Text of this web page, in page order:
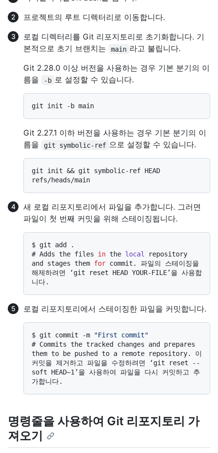
프로젝트의 루트 디렉터리로 이동합니다.
로컬 디렉터리를 Git 리포지토리로 초기화합니다. 기
본적으로 초기 브랜치는
main 라고 불립니다.
Git 2.28.0 이상 버전을 사용하는 경우 기본 분기의 이
름을
-b 로 설정할 수 있습니다.
Git 2.27.1 이하 버전을 사용하는 경우 기본 분기의 이
름을
git symbolic-ref 으로 설정할 수 있습니다.
git init && git symbolic-ref HEAD
새 로컬 리포지토리에서 파일을 추가합니다. 그러면
파일이 첫 번째 커밋을 위해 스테이징됩니다.
$ git add .
# Adds the files in the local repository
and stages them for commit. 파일의 스테이징을
해제하려면 ‘git reset HEAD YOUR-FILE’을 사용합
니다.
로컬 리포지토리에서 스테이징한 파일을 커밋합니다.
$ git commit -m
"First commit"
# Commits the tracked changes and prepares
them to be pushed to a remote repository. 이
커밋을 제거하고 파일을 수정하려면 ‘git reset --
soft HEAD~1’을 사용하여 파일을 다시 커밋하고 추
가합니다.
명령줄을 사용하여 Git 리포지토리 가
져오기